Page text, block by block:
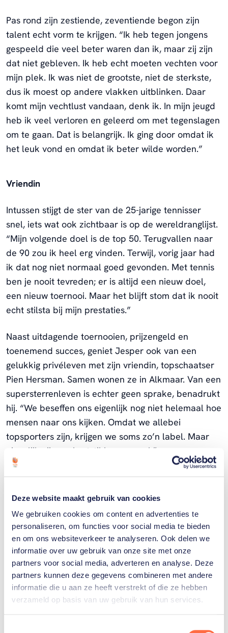
Deze website maakt gebruik van cookies
We gebruiken cookies om content en advertenties te
personaliseren, om functies voor social media te bieden
en om ons websiteverkeer te analyseren. Ook delen we
informatie over uw gebruik van onze site met onze
partners voor social media, adverteren en analyse. Deze
partners kunnen deze gegevens combineren met andere
informatie die u aan ze heeft verstrekt of die ze hebben
verzameld op basis van uw gebruik van hun services.
Pas rond zijn zestiende, zeventiende begon zijn
talent echt vorm te krijgen. “Ik heb tegen jongens
gespeeld die veel beter waren dan ik, maar zij zijn
dat niet gebleven. Ik heb echt moeten vechten voor
mijn plek. Ik was niet de grootste, niet de sterkste,
dus ik moest op andere vlakken uitblinken. Daar
komt mijn vechtlust vandaan, denk ik. In mijn jeugd
heb ik veel verloren en geleerd om met tegenslagen
om te gaan. Dat is belangrijk. Ik ging door omdat ik
het leuk vond en omdat ik beter wilde worden.”
Vriendin
Intussen stijgt de ster van de 25-jarige tennisser
snel, iets wat ook zichtbaar is op de wereldranglijst.
“Mijn volgende doel is de top 50. Terugvallen naar
de 90 zou ik heel erg vinden. Terwijl, vorig jaar had
ik dat nog niet normaal goed gevonden. Met tennis
ben je nooit tevreden; er is altijd een nieuw doel,
een nieuw toernooi. Maar het blijft stom dat ik nooit
echt stilsta bij mijn prestaties.”
Naast uitdagende toernooien, prijzengeld en
toenemend succes, geniet Jesper ook van een
gelukkig privéleven met zijn vriendin, topschaatser
Pien Hersman. Samen wonen ze in Alkmaar. Van een
supersterrenleven is echter geen sprake, benadrukt
hij. “We beseffen ons eigenlijk nog niet helemaal hoe
mensen naar ons kijken. Omdat we allebei
topsporters zijn, krijgen we soms zo’n label. Maar
eigenlijk zijn we hartstikke normaal.”
Imago
Het beeld dat de buitenwereld van hem heeft,
houdt hem wel bezig, vervolgt hij. “Misschien omdat
ik opgegroeid ben met social media en daar actief
op ben. Ik ben me bewust van mijn gedrag. Ik
probeer een goed beeld van mezelf te creëren.”